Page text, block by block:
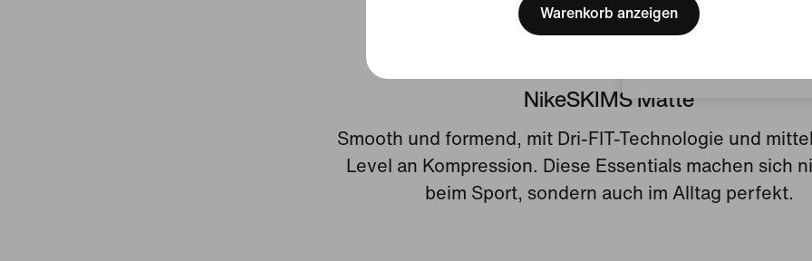
Update your location?
Warenkorb anzeigen
NikeSKIMS Matte
Smooth und formend, mit Dri-FIT-Technologie und
Level an Kompression. Diese Essentials machen sich
beim Sport, sondern auch im Alltag perfekt.